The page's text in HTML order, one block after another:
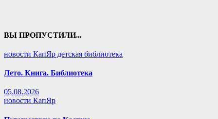
ВЫ ПРОПУСТИЛИ...
новости КапЯр детская библиотека
Лето. Книга. Библиотека
05.08.2026
новости КапЯр